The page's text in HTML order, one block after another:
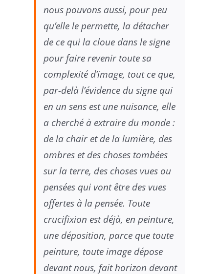
nous pouvons aussi, pour peu
qu’elle le permette, la détacher
de ce qui la cloue dans le signe
pour faire revenir toute sa
complexité d’image, tout ce que,
par-delà l’évidence du signe qui
en un sens est une nuisance, elle
a cherché à extraire du monde :
de la chair et de la lumière, des
ombres et des choses tombées
sur la terre, des choses vues ou
pensées qui vont être des vues
offertes à la pensée. Toute
crucifixion est déjà, en peinture,
une déposition, parce que toute
peinture, toute image dépose
devant nous, fait horizon devant